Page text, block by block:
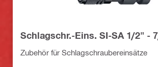
Schlagschr.-Eins. SI-SA 1/2" -
Zubehör für Schlagschraubereinsätze